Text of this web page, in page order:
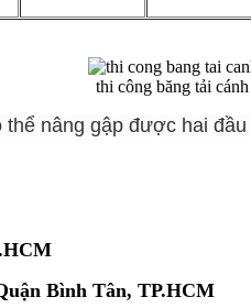
thi công băng tải
nâng gập được hai
Bình Tân, TP.HCM